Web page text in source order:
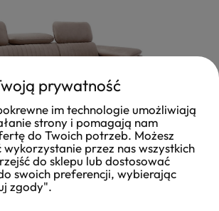
prywatność
im technologie umożliwiają
strony i pomagają nam
do Twoich potrzeb. Możesz
przez nas wszystkich
do sklepu lub dostosować
swoich preferencji, wybierając
zgody".